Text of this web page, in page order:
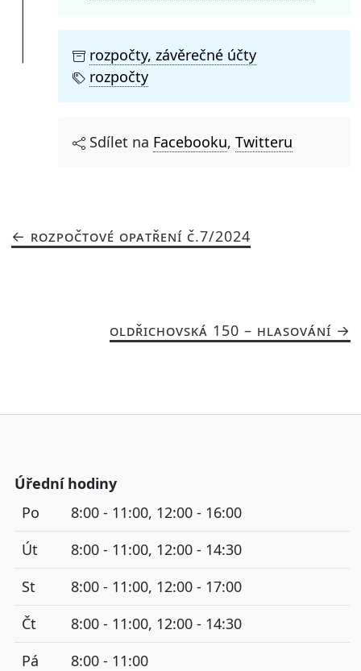
rozpočty, závěrečné účty
rozpočty
Sdílet na Facebooku, Twitteru
ROZPOČTOVÉ OPATŘENÍ Č.7/2024
OLDŘICHOVSKÁ 150 – HLASOVÁNÍ
Úřední hodiny
Po
8:00 - 11:00, 12:00 - 16:00
Út
8:00 - 11:00, 12:00 - 14:30
St
8:00 - 11:00, 12:00 - 17:00
Čt
8:00 - 11:00, 12:00 - 14:30
Pá
8:00 - 11:00